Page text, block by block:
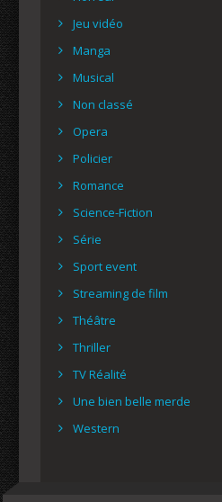
Jeu vidéo
Manga
Musical
Non classé
Opera
Policier
Romance
Science-Fiction
Série
Sport event
Streaming de film
Théâtre
Thriller
TV Réalité
Une bien belle merde
Western